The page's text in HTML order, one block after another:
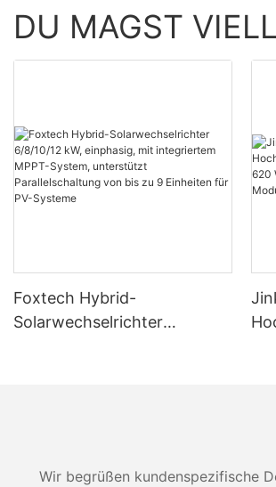
DU MAGST
Foxtech Hybrid-
Solarwechselrichter
Wir begrüßen kundenspezifische